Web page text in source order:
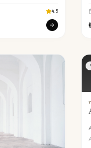
4.5